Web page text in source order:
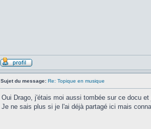
Sujet du message: Re: Topique en musique
Oui Drago, j'étais moi aussi tombée sur ce docu et
Je ne sais plus si je l'ai déjà partagé ici mais